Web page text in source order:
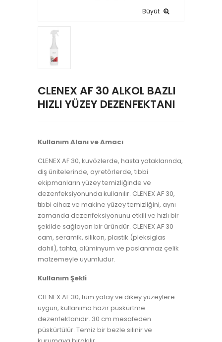
Büyüt
CLENEX AF 30 ALKOL BAZLI
HIZLI YÜZEY DEZENFEKTANI
Kullanım Alanı ve Amacı
CLENEX AF 30, kuvözlerde, hasta yataklarında,
diş ünitelerinde, ayretörlerde, tıbbi
ekipmanların yüzey temizliğinde ve
dezenfeksiyonunda kullanılır. CLENEX AF 30,
tıbbi cihaz ve makine yüzey temizliğini, aynı
zamanda dezenfeksiyonunu etkili ve hızlı bir
şekilde sağlayan bir üründür. CLENEX AF 30
cam, seramik, silikon, plastik (pleksiglas
dahil), tahta, alüminyum ve paslanmaz çelik
malzemeyle uyumludur.
Kullanım Şekli
CLENEX AF 30, tüm yatay ve dikey yüzeylere
uygun, kullanıma hazır püskürtme
dezenfektanıdır. 30 cm mesafeden
püskürtülür. Temiz bir bezle silinir ve